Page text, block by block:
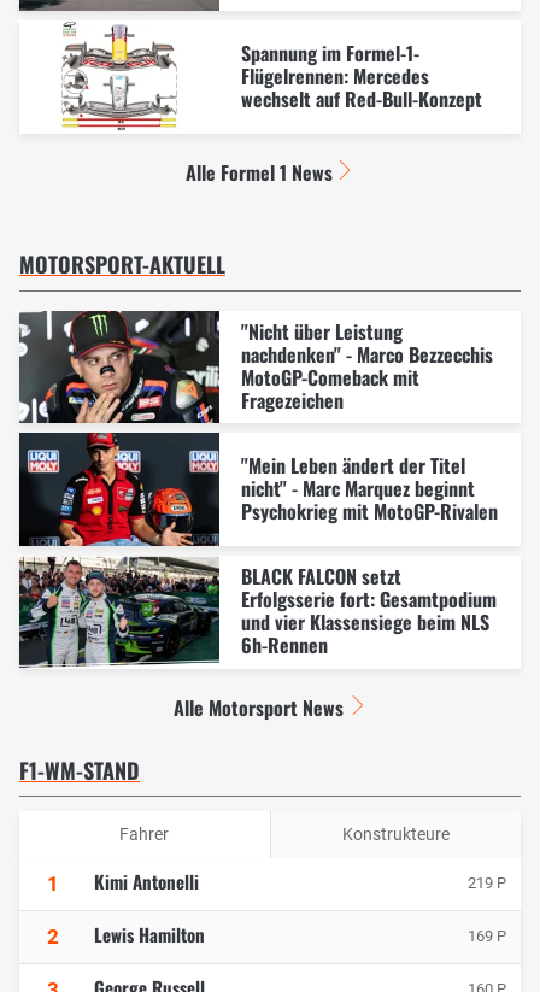
Spannung im Formel-1-
Flügelrennen: Mercedes
wechselt auf Red-Bull-Konzept
Alle Formel 1 News
MOTORSPORT-AKTUELL
"Nicht über Leistung
nachdenken" - Marco Bezzecchis
MotoGP-Comeback mit
Fragezeichen
"Mein Leben ändert der Titel
nicht" - Marc Marquez beginnt
Psychokrieg mit MotoGP-Rivalen
BLACK FALCON setzt
Erfolgsserie fort: Gesamtpodium
und vier Klassensiege beim NLS
6h-Rennen
Alle Motorsport News
F1-WM-STAND
Fahrer Konstrukteure
1 Kimi Antonelli 219 P
2 Lewis Hamilton 169 P